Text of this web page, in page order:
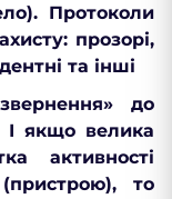
Протоколи
прозорі,
та інші
до
І якщо велика
активності
то